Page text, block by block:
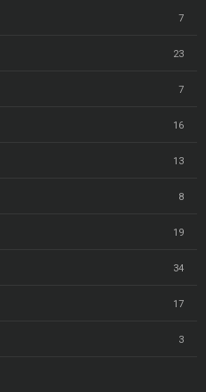
7
23
7
16
13
8
19
34
17
3